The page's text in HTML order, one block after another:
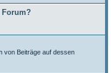
von Beiträge auf dessen